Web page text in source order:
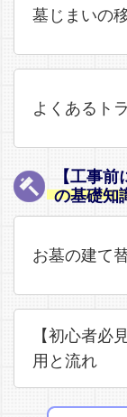
墓じまいの
よくあるト
【工事
の基礎知
お墓の建て
【初心者必
用と流れ